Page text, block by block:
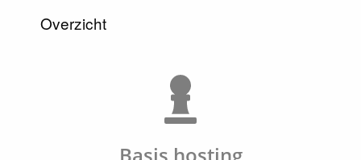
Overzicht
Basis hosting